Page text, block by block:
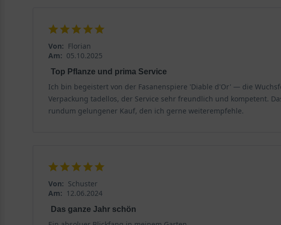
Von: Florian
Am: 05.10.2025
Top Pflanze und prima Service
Ich bin begeistert von der Fasanenspiere 'Diable d'Or' — die
Verpackung tadellos, der Service sehr freundlich und kompetent.
rundum gelungener Kauf, den ich gerne weiterempfehle.
Von: Schuster
Am: 12.06.2024
Das ganze Jahr schön